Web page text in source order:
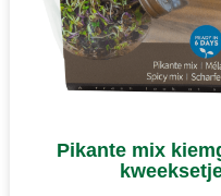
Pikante mix